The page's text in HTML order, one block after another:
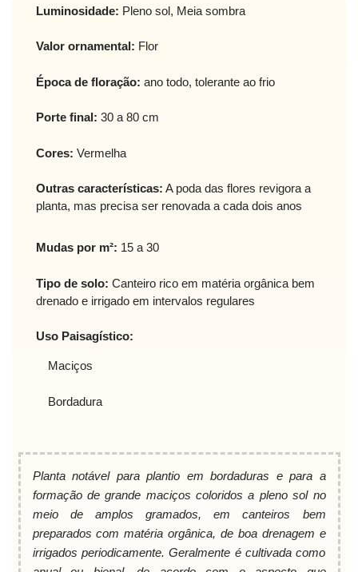
Luminosidade: Pleno sol, Meia sombra
Valor ornamental: Flor
Época de floração: ano todo, tolerante ao frio
Porte final: 30 a 80 cm
Cores: Vermelha
Outras características: A poda das flores revigora a
planta, mas precisa ser renovada a cada dois anos
Mudas por m²: 15 a 30
Tipo de solo: Canteiro rico em matéria orgânica bem
drenado e irrigado em intervalos regulares
Uso Paisagístico:
Maciços
Bordadura
Planta notável para plantio em bordaduras e para a
formação de grande maciços coloridos a pleno sol no
meio de amplos gramados, em canteiros bem
preparados com matéria orgânica, de boa drenagem e
irrigados periodicamente. Geralmente é cultivada como